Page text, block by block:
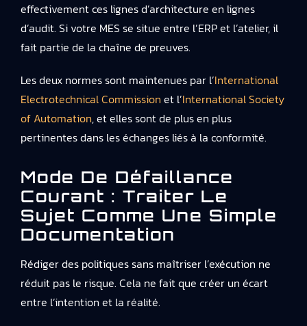
effectivement ces lignes d’architecture en lignes
d’audit. Si votre MES se situe entre l’ERP et l’atelier, il
fait partie de la chaîne de preuves.
Les deux normes sont maintenues par l’International
Electrotechnical Commission et l’International Society
of Automation, et elles sont de plus en plus
pertinentes dans les échanges liés à la conformité.
Mode De Défaillance
Courant : Traiter Le
Sujet Comme Une Simple
Documentation
Rédiger des politiques sans maîtriser l’exécution ne
réduit pas le risque. Cela ne fait que créer un écart
entre l’intention et la réalité.